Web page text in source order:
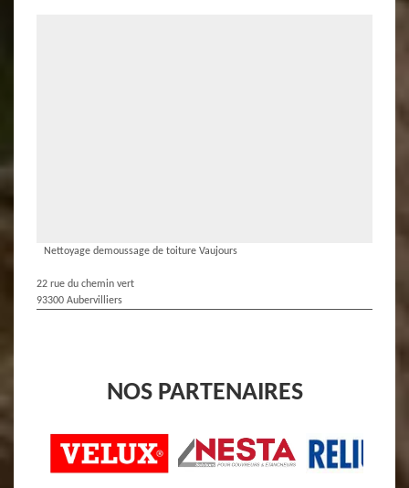
Nettoyage demoussage de toiture Vaujours
22 rue du chemin vert
93300 Aubervilliers
NOS PARTENAIRES